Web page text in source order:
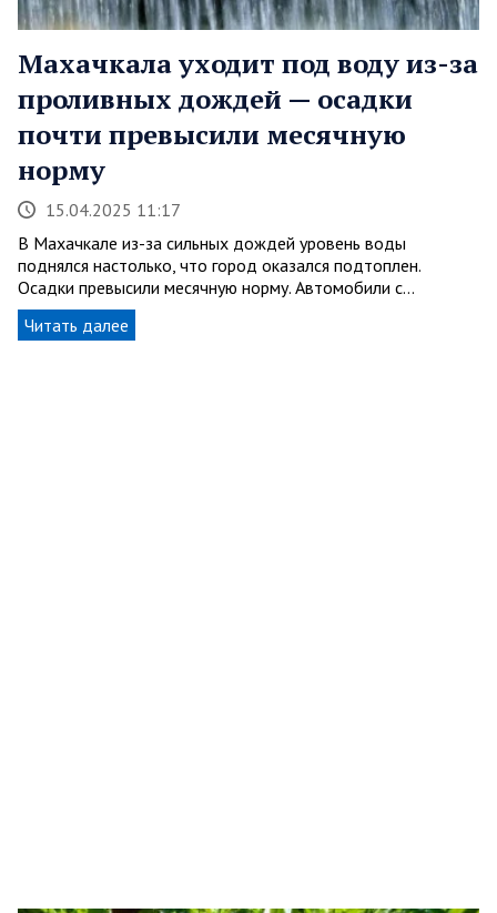
Махачкала уходит под воду из-за
проливных дождей — осадки
почти превысили месячную
норму
15.04.2025 11:17
В Махачкале из-за сильных дождей уровень воды
поднялся настолько, что город оказался подтоплен.
Осадки превысили месячную норму. Автомобили с…
Читать далее